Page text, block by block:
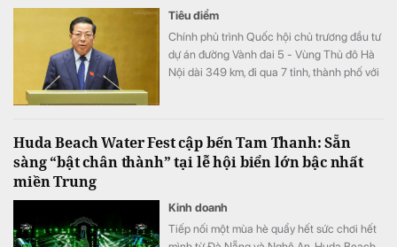
Tiêu điểm
Chính phủ trình Quốc hội chủ trương đầu tư
dự án đường Vành đai 5 - Vùng Thủ đô Hà
Nội dài 349 km, đi qua 7 tỉnh, thành phố với
vùng.
Huda Beach Water Fest cập bến Tam Thanh: Sẵn
sàng “bật chân thành” tại lễ hội biển lớn bậc nhất
miền Trung
Kinh doanh
Tiếp nối một mùa hè quẩy hết sức chơi hết